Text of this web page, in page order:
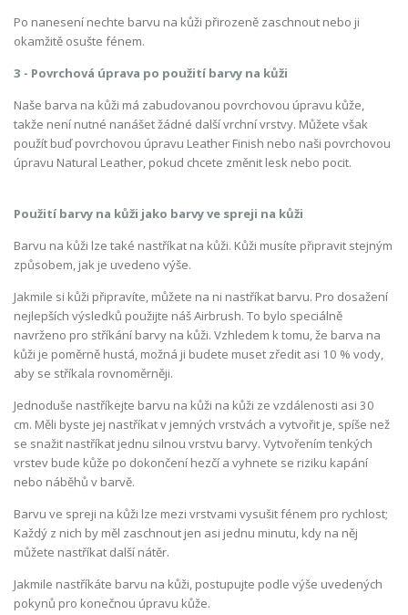
Po nanesení nechte barvu na kůži přirozeně zaschnout nebo ji
okamžitě osušte fénem.
3 - Povrchová úprava po použití barvy na kůži
Naše barva na kůži má zabudovanou povrchovou úpravu kůže,
takže není nutné nanášet žádné další vrchní vrstvy. Můžete však
použít buď povrchovou úpravu Leather Finish nebo naši povrchovou
úpravu Natural Leather, pokud chcete změnit lesk nebo pocit.
Použití barvy na kůži jako barvy ve spreji na kůži
Barvu na kůži lze také nastříkat na kůži. Kůži musíte připravit stejným
způsobem, jak je uvedeno výše.
Jakmile si kůži připravíte, můžete na ni nastříkat barvu. Pro dosažení
nejlepších výsledků použijte náš Airbrush. To bylo speciálně
navrženo pro stříkání barvy na kůži. Vzhledem k tomu, že barva na
kůži je poměrně hustá, možná ji budete muset zředit asi 10 % vody,
aby se stříkala rovnoměrněji.
Jednoduše nastříkejte barvu na kůži na kůži ze vzdálenosti asi 30
cm. Měli byste jej nastříkat v jemných vrstvách a vytvořit je, spíše než
se snažit nastříkat jednu silnou vrstvu barvy. Vytvořením tenkých
vrstev bude kůže po dokončení hezčí a vyhnete se riziku kapání
nebo náběhů v barvě.
Barvu ve spreji na kůži lze mezi vrstvami vysušit fénem pro rychlost;
Každý z nich by měl zaschnout jen asi jednu minutu, kdy na něj
můžete nastříkat další nátěr.
Jakmile nastříkáte barvu na kůži, postupujte podle výše uvedených
pokynů pro konečnou úpravu kůže.